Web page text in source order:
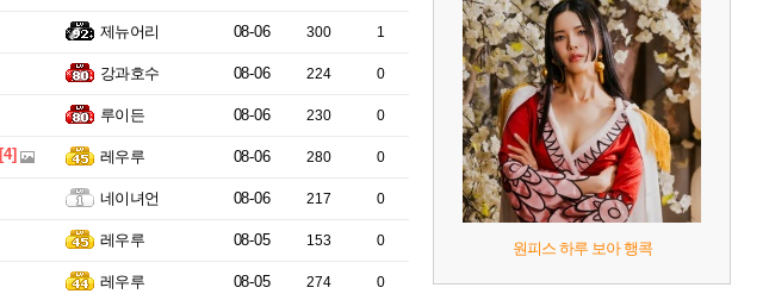
제뉴어리 08-06 300 1
강과호수 08-06 224 0
루이든 08-06 230 0
[4] 레우루 08-06 280 0
네이녀언 08-06 217 0
레우루 08-05 153 0
레우루 08-05 274 0
원피스 하루 보아 행콕